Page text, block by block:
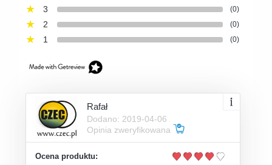
3 (0)
2 (0)
1 (0)
Rafał
Dodano: 2019-04-06
Opinia zweryfikowana
Ocena produktu: